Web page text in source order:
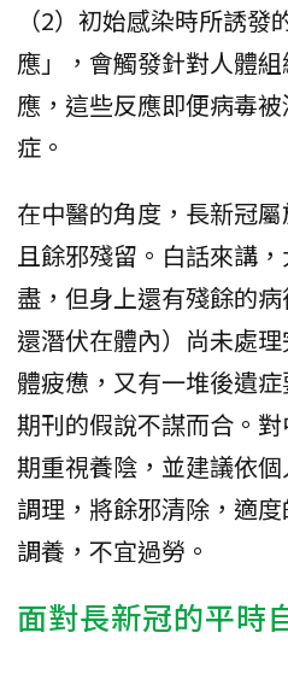
（2）初始感染時所誘
應」，會觸發針對人體
應，這些反應即便病毒
症。
在中醫的角度，長新冠
且餘邪殘留。白話來講
盡，但身上還有殘餘的
還潛伏在體內）尚未處
體疲憊，又有一堆後遺症
期刊的假說不謀而合。
期重視養陰，並建議依
調理，將餘邪清除，適
調養，不宜過勞。
面對長新冠的平時